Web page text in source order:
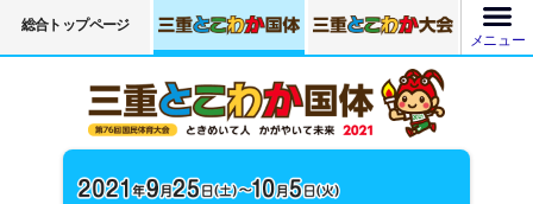
総合トップページ
メニュー